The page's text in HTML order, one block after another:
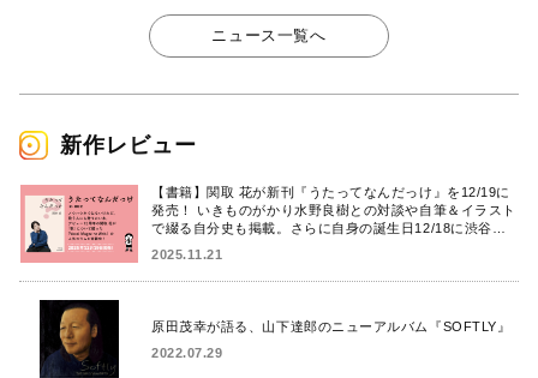
ニュース一覧へ
新作レビュー
【書籍】関取 花が新刊『うたってなんだっけ』を12/19に
発売！ いきものがかり水野良樹との対談や自筆＆イラスト
で綴る自分史も掲載。さらに自身の誕生日12/18に渋谷で
2025.11.21
原田茂幸が語る、山下達郎のニューアルバム『SOFTLY』
2022.07.29